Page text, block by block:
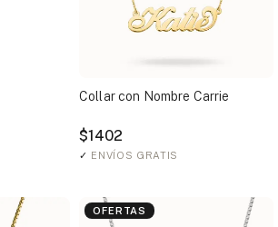
Collar con Nombre Carrie
$1402
✓ ENVÍOS GRATIS
OFERTAS